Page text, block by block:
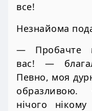
все!
Незнайома
— Пробачте
вас! —
Певно, моя
нічого